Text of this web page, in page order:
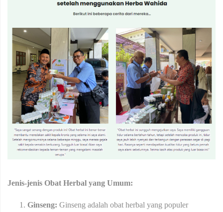
Jenis-jenis Obat Herbal yang Umum:
Ginseng: Ginseng adalah obat herbal yang populer